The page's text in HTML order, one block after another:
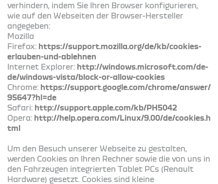
verhindern, indem Sie Ihren Browser konfigurieren,
wie auf den Webseiten der Browser-Hersteller
angegeben:
Mozilla
Firefox: https://support.mozilla.org/de/kb/cookies-
erlauben-und-ablehnen
Internet Explorer: http://windows.microsoft.com/de-
de/windows-vista/block-or-allow-cookies
Chrome: https://support.google.com/chrome/answer/
95647?hl=de
Safari: http://support.apple.com/kb/PH5042
Opera: http://help.opera.com/Linux/9.00/de/cookies.h
tml
Um den Besuch unserer Webseite zu gestalten,
werden Cookies an Ihren Rechner sowie die von uns in
den Fahrzeugen integrierten Tablet PCs (Renault
Hardware) gesetzt. Cookies sind kleine